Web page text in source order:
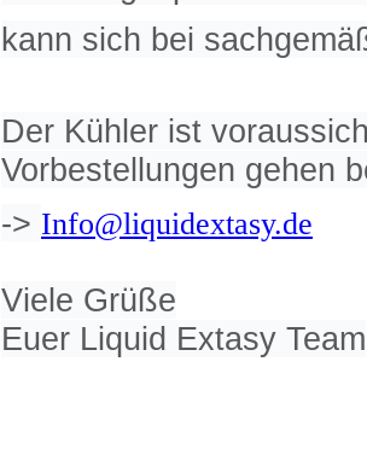
kann sich bei
Der Kühler ist
Vorbestellungen gehen
-> Info@liquidextasy.de
Viele Grüße
Euer Liquid Extasy Team